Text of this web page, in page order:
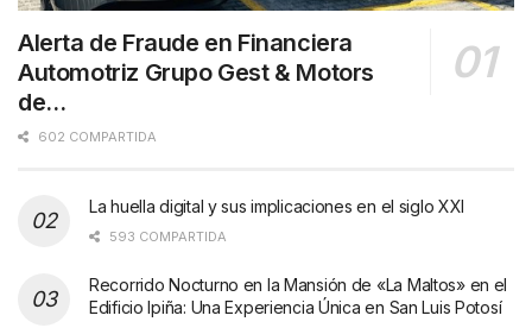
Alerta de Fraude en Financiera
Automotriz Grupo Gest & Motors
de…
602 COMPARTIDA
La huella digital y sus implicaciones en el siglo XXI
593 COMPARTIDA
Recorrido Nocturno en la Mansión de «La Maltos» en el
Edificio Ipiña: Una Experiencia Única en San Luis Potosí